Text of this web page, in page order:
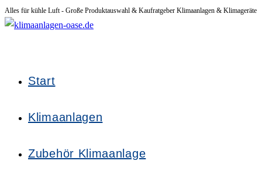
Zum
Inhalt
Alles für kühle Luft - Große Produktauswahl & Kaufratgeber Klimaanlagen & Klimageräte
Start
Klimaanlagen
Zubehör Klimaanlage